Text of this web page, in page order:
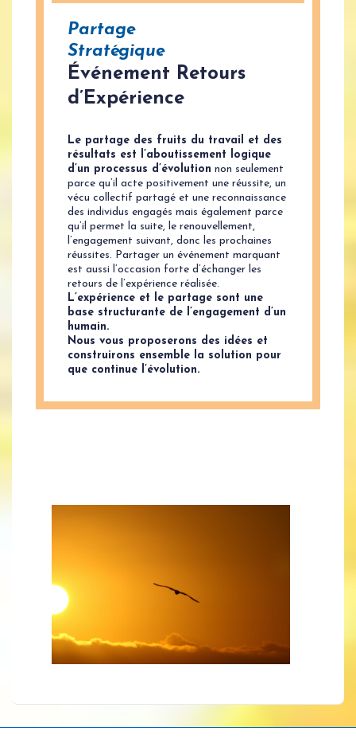
Partage
Stratégique
Événement Retours
d’Expérience
Le partage des fruits du travail et des
résultats est l’aboutissement logique
d’un processus d’évolution non seulement
parce qu’il acte positivement une réussite, un
vécu collectif partagé et une reconnaissance
des individus engagés mais également parce
qu’il permet la suite, le renouvellement,
l’engagement suivant, donc les prochaines
réussites. Partager un événement marquant
est aussi l’occasion forte d’échanger les
retours de l’expérience réalisée.
L’expérience et le partage sont une
base structurante de l’engagement d’un
humain.
Nous vous proposerons des idées et
construirons ensemble la solution pour
que continue l’évolution.